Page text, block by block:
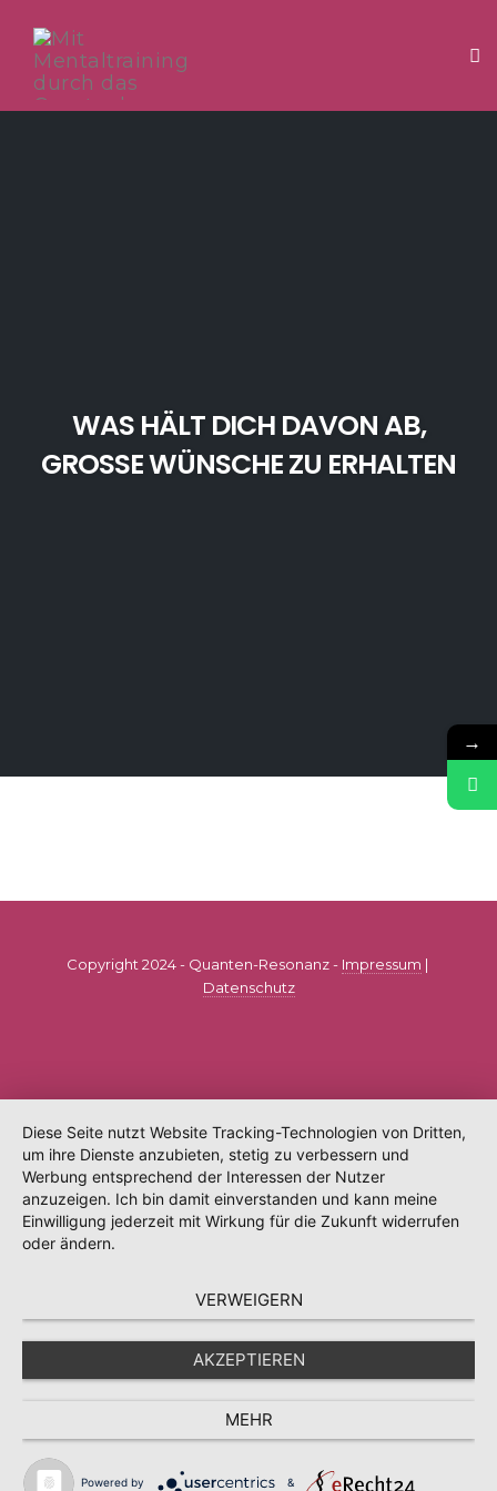
WAS HÄLT DICH DAVON AB,
GROSSE WÜNSCHE ZU ERHALTEN
Copyright 2024 - Quanten-Resonanz - Impressum |
Datenschutz
→
Diese Seite nutzt Website Tracking-Technologien von Dritten,
um ihre Dienste anzubieten, stetig zu verbessern und
Werbung entsprechend der Interessen der Nutzer
anzuzeigen. Ich bin damit einverstanden und kann meine
Einwilligung jederzeit mit Wirkung für die Zukunft widerrufen
oder ändern.
VERWEIGERN
AKZEPTIEREN
MEHR
Powered by &